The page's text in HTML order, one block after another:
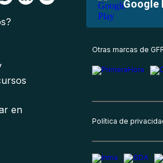
Google
en
Otras marcas de
Política de